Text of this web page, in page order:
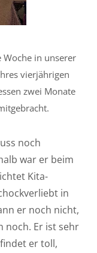
Woche in unserer
vierjährigen
zwei Monate
noch
war er beim
Kita-
in
er noch nicht,
noch. Er ist sehr
er toll,